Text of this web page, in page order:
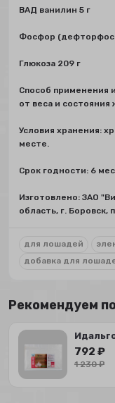
ВАД ванилин 5 г
Фосфор
Глюкоза 209 г
Способ применения
от веса и состояния
Условия хранения:
месте.
Срок годности: 6
Изготовлено: ЗАО
область, г.
для лошадей
добавка для
Рекомендуем
792 ₽
1 230₽